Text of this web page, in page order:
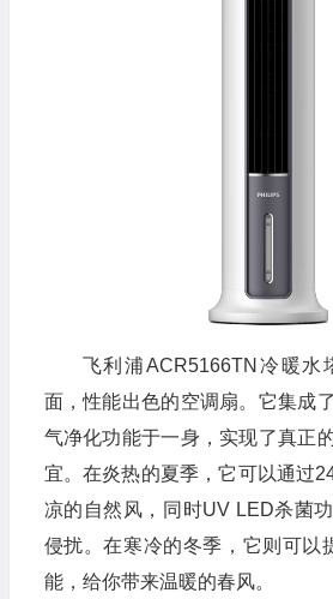
飞利浦ACR5166TN冷暖水
面，性能出色的空调扇。它集成
气净化功能于一身，实现了真正
宜。在炎热的夏季，它可以通过
凉的自然风，同时UV LED杀菌
侵扰。在寒冷的冬季，它则可以
能，给你带来温暖的春风。